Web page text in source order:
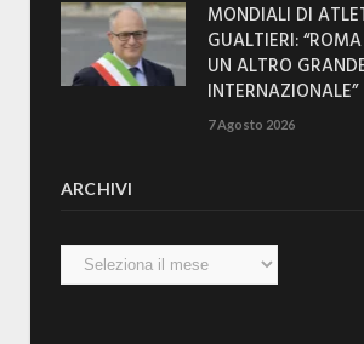
MONDIALI DI
GUALTIERI:
UN ALTRO
INTERNAZIONALE”
7 Agosto 2026
ARCHIVI
Archivi